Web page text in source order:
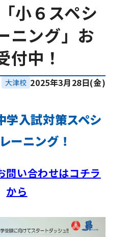
小６スペシ
ニング」お
付中！
大津校 2025年3月28日(金)
学入試対策スペシ
ーニング！
問い合わせはコチラ
から